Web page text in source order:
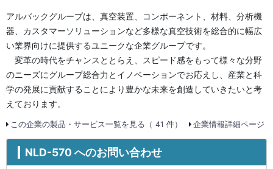
アルバックグループは、真空装置、コンポーネント、材料、分析機
器、カスタマーソリューションなど多様な真空技術を総合的に幅広
い業界向けに提供するユニークな企業グループです。
変革の時代をチャンスととらえ、スピード感をもって様々な分野
のニーズにグループ総合力とイノベーションでお応えし、産業と科
学の発展に貢献することにより豊かな未来を創造していきたいと考
えております。
この企業の製品・サービス一覧を見る（ 41 件） 企業情報詳細ページ
NLD-570 へのお問い合わせ